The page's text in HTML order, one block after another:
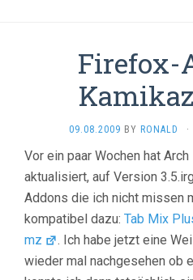
Firefox-
09.08.2009 BY RONALD ·
Vor ein paar Wochen hat
aktualisiert, auf Version
Addons die ich nicht missen
kompatibel dazu: Tab Mix
mz
. Ich habe jetzt eine
wieder mal nachgesehen ob